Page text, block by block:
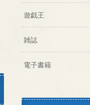
遊戯王
雑誌
電子書籍